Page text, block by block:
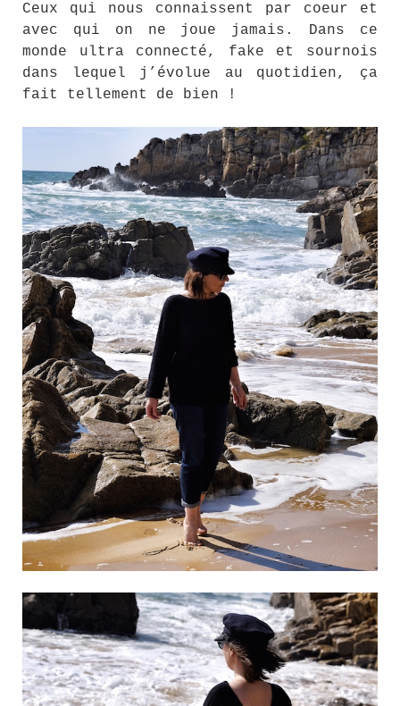
Ceux qui nous connaissent par coeur et
avec qui on ne joue jamais. Dans ce
monde ultra connecté, fake et sournois
dans lequel j’évolue au quotidien, ça
fait tellement de bien !